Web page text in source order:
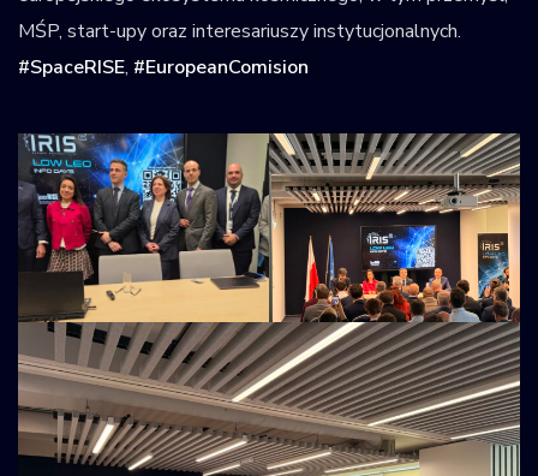
MŚP, start-upy oraz interesariuszy instytucjonalnych.
#SpaceRISE, #EuropeanComision